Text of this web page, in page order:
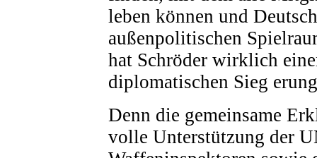
leben können und
außenpolitischen
hat Schröder wirklich
diplomatischen Sieg
Denn die gemeinsame
volle Unterstützung der